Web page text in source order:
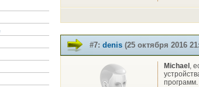
#7: denis (25 октября 2016
Michael ,
программ.